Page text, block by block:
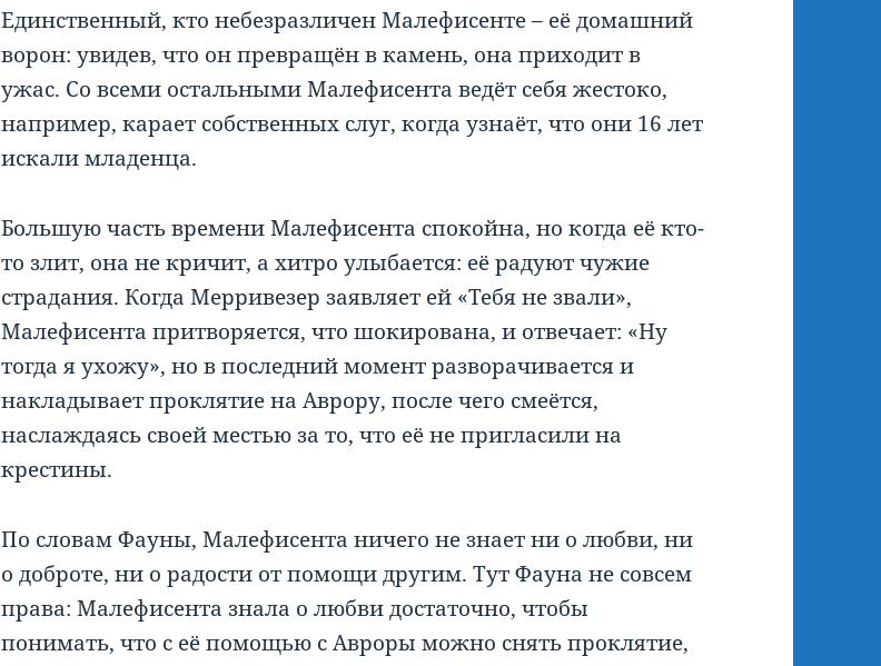
Единственный, кто небезразличен Малефисенте – её домашний
ворон: увидев, что он превращён в камень, она приходит в
ужас. Со всеми остальными Малефисента ведёт себя жестоко,
например, карает собственных слуг, когда узнаёт, что они 16 лет
искали младенца.
Большую часть времени Малефисента спокойна, но когда её кто-
то злит, она не кричит, а хитро улыбается: её радуют чужие
страдания. Когда Мерривезер заявляет ей «Тебя не звали»,
Малефисента притворяется, что шокирована, и отвечает: «Ну
тогда я ухожу», но в последний момент разворачивается и
накладывает проклятие на Аврору, после чего смеётся,
наслаждаясь своей местью за то, что её не пригласили на
крестины.
По словам Фауны, Малефисента ничего не знает ни о любви, ни
о доброте, ни о радости от помощи другим. Тут Фауна не совсем
права: Малефисента знала о любви достаточно, чтобы
понимать, что с её помощью с Авроры можно снять проклятие,